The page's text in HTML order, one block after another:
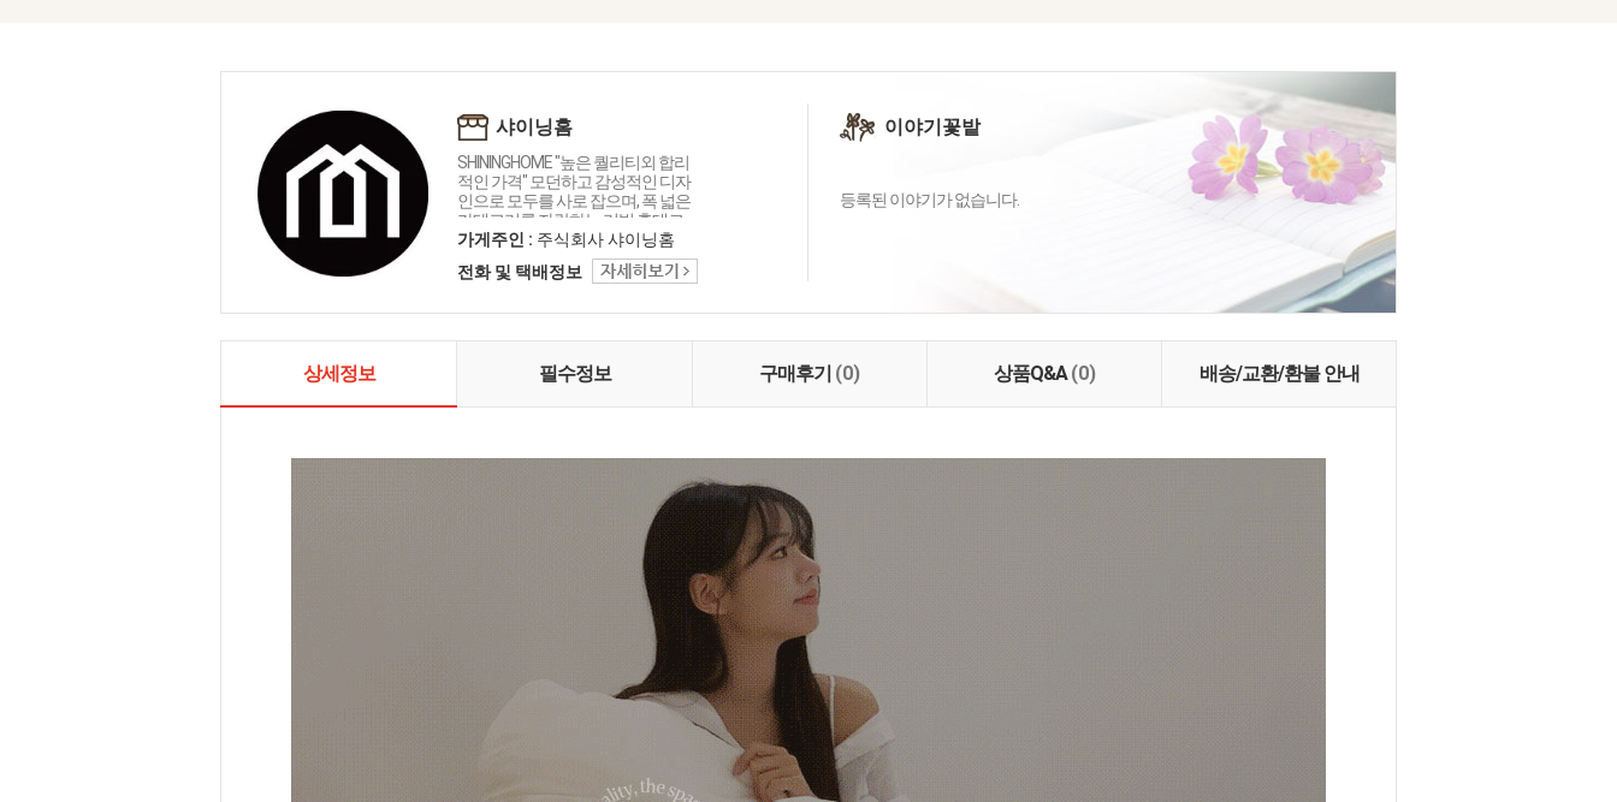
샤이닝홈
SHININGHOME "높은 퀄리티외 합리
적인 가격" 모던하고 감성적인 디자
인으로 모두를 사로 잡으며, 폭 넓은
카테고리를 자랑하는 리빙 홈데코
인테리어 샤이닝홈입니다.
가게주인 : 주식회사 샤이닝홈
전화 및 택배정보
이야기꽃밭
등록된 이야기가 없습니다.
상세정보 필수정보 구매후기 (0) 상품Q&A(0) 배송/교환/환불 안내